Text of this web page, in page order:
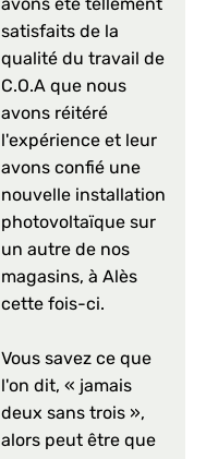
satisfaits de la
qualité du travail de
C.O.A que nous
avons réitéré
l'expérience et leur
avons confié une
nouvelle installation
photovoltaïque sur
un autre de nos
magasins, à Alès
cette fois-ci.
Vous savez ce que
l'on dit, « jamais
deux sans trois »,
alors peut être que